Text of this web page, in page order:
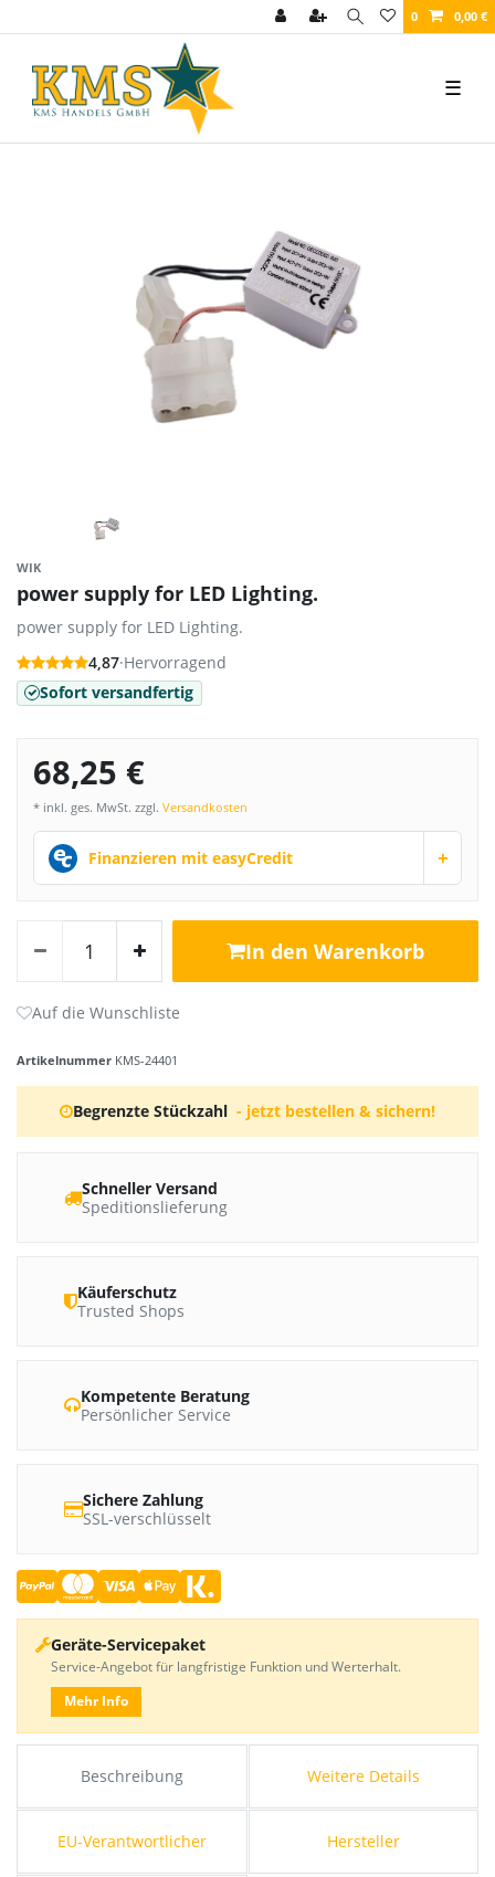
0 0,00 €
☰
Beschreibung Weitere Details
EU-Verantwortlicher Hersteller
WIK
power supply for LED Lighting.
power supply for LED Lighting.
4,87·Hervorragend
Sofort versandfertig
68,25 €
* inkl. ges. MwSt. zzgl. Versandkosten
Finanzieren mit easyCredit +
In den Warenkorb
Artikelnummer KMS-24401
Begrenzte Stückzahl - jetzt bestellen & sichern!
Schneller Versand
Speditionslieferung
Käuferschutz
Trusted Shops
Kompetente Beratung
Persönlicher Service
Sichere Zahlung
SSL-verschlüsselt
Geräte-Servicepaket
Service-Angebot für langfristige Funktion und Werterhalt.
Mehr Info